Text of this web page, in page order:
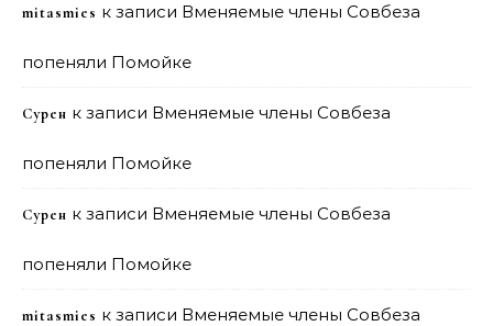
mitasmies к записи Вменяемые члены Совбеза
попеняли Помойке
Сурен к записи Вменяемые члены Совбеза
попеняли Помойке
Сурен к записи Вменяемые члены Совбеза
попеняли Помойке
mitasmies к записи Вменяемые члены Совбеза